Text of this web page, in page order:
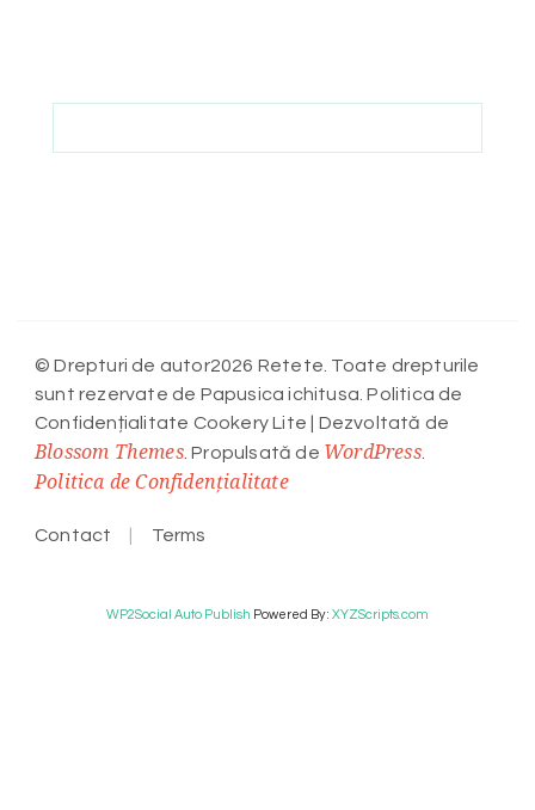
© Drepturi de autor2026 Retete. Toate drepturile
sunt rezervate de Papusica ichitusa. Politica de
Confidențialitate Cookery Lite | Dezvoltată de
Blossom Themes. Propulsată de WordPress.
Politica de Confidențialitate
Contact Terms
WP2Social Auto Publish Powered By : XYZScripts.com